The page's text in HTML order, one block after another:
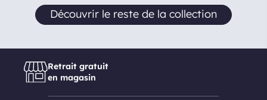
Découvrir le reste de la collection
Retrait gratuit
en magasin